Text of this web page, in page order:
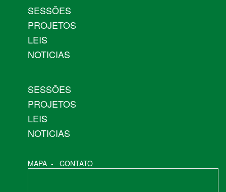
SESSÕES
PROJETOS
LEIS
NOTICIAS
SESSÕES
PROJETOS
LEIS
NOTICIAS
MAPA - CONTATO